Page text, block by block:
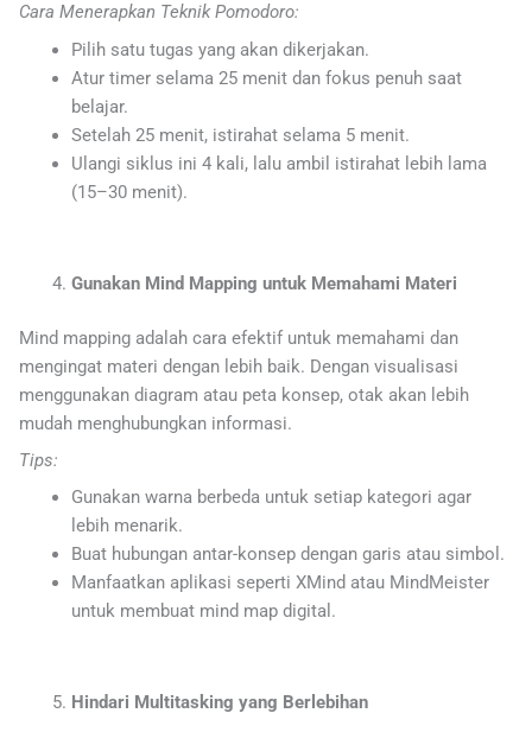
Cara Menerapkan Teknik Pomodoro:
Pilih satu tugas yang akan dikerjakan.
Atur timer selama 25 menit dan fokus penuh saat
belajar.
Setelah 25 menit, istirahat selama 5 menit.
Ulangi siklus ini 4 kali, lalu ambil istirahat lebih lama
(15–30 menit).
Gunakan Mind Mapping untuk Memahami Materi
Mind mapping adalah cara efektif untuk memahami dan
mengingat materi dengan lebih baik. Dengan visualisasi
menggunakan diagram atau peta konsep, otak akan lebih
mudah menghubungkan informasi.
Tips:
Gunakan warna berbeda untuk setiap kategori agar
lebih menarik.
Buat hubungan antar-konsep dengan garis atau simbol.
Manfaatkan aplikasi seperti XMind atau MindMeister
untuk membuat mind map digital.
Hindari Multitasking yang Berlebihan